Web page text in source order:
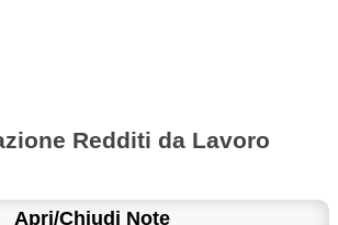
Redditi da Lavoro
Apri/Chiudi Note